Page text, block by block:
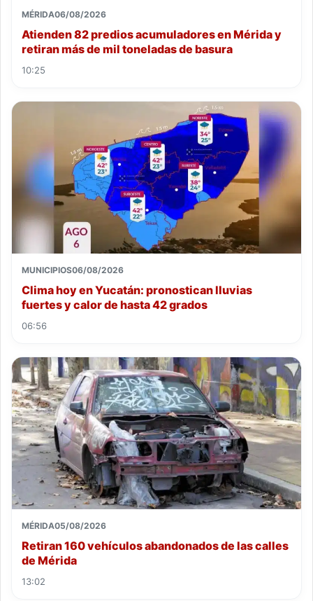
MÉRIDA06/08/2026
Atienden 82 predios acumuladores en Mérida y
retiran más de mil toneladas de basura
10:25
MUNICIPIOS06/08/2026
Clima hoy en Yucatán: pronostican lluvias
fuertes y calor de hasta 42 grados
06:56
MÉRIDA05/08/2026
Retiran 160 vehículos abandonados de las calles
de Mérida
13:02